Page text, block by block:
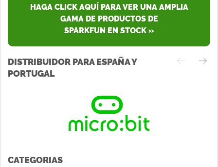
HAGA CLICK AQUÍ PARA VER UNA AMPLIA
GAMA DE PRODUCTOS DE
SPARKFUN EN STOCK »
DISTRIBUIDOR PARA ESPAÑA Y
PORTUGAL
CATEGORIAS